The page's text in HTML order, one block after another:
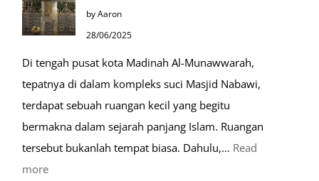
Sehari-
hari
by Aaron
28/06/2025
Di tengah pusat kota Madinah Al-Munawwarah,
tepatnya di dalam kompleks suci Masjid Nabawi,
terdapat sebuah ruangan kecil yang begitu
bermakna dalam sejarah panjang Islam. Ruangan
tersebut bukanlah tempat biasa. Dahulu,… Read
more: